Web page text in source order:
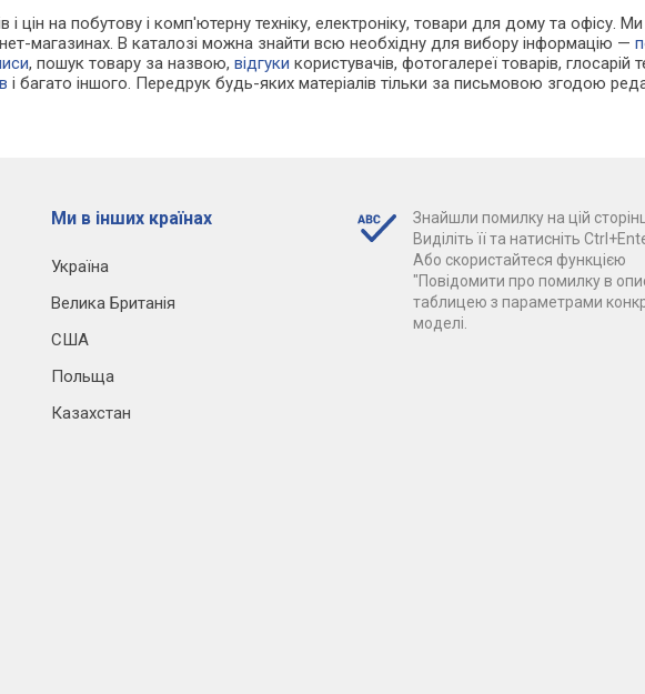
і цін на побутову і комп'ютерну техніку, електроніку, товари для дому та офісу.
магазинах. В каталозі можна знайти всю необхідну для вибору інформацію —
, пошук товару за назвою,відгуки користувачів, фотогалереї товарів, глосарій
і багато іншого. Передрук будь-яких матеріалів тільки за письмовою згодою
Ми в інших країнах
Україна
Велика Британія
США
Польща
Казахстан
Знайшли помилку на цій
Виділіть її та натисніть
Або скористайтеся функцією
"Повідомити про помилку в
таблицею з параметрами
моделі.